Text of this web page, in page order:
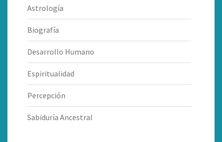
Astrología
Biografía
Desarrollo Humano
Espiritualidad
Percepción
Sabiduría Ancestral